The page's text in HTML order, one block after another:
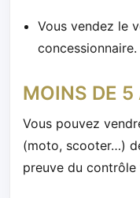
Vous vendez le
concessionnaire.
MOINS DE 5
Vous pouvez
(moto, scooter…)
preuve du contrôle